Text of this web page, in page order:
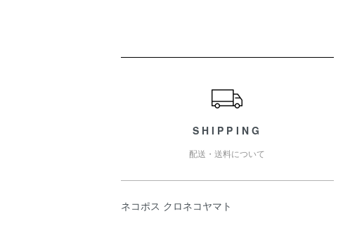
SHIPPING
配送・送料について
ネコポス クロネコヤマト